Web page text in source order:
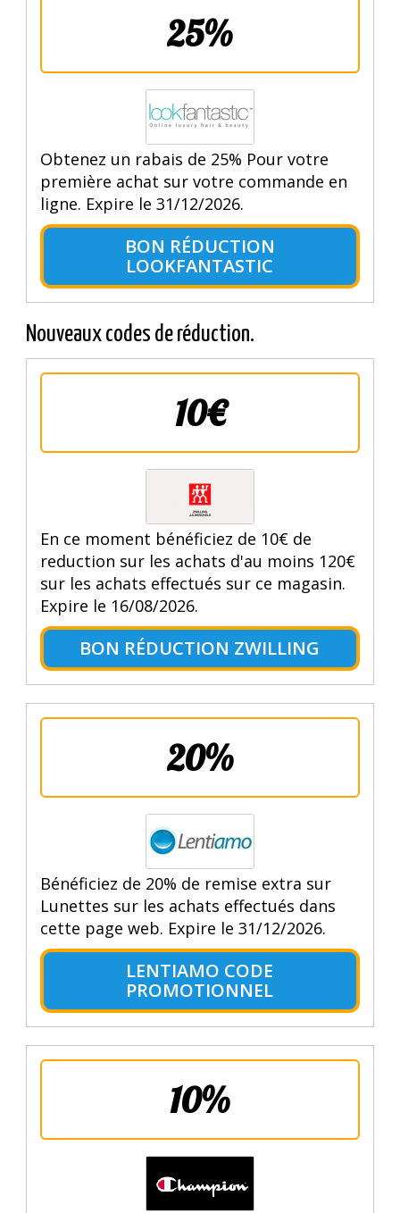
25%
Obtenez un rabais de 25% Pour votre
première achat sur votre commande en
ligne. Expire le 31/12/2026.
BON RÉDUCTION
LOOKFANTASTIC
Nouveaux codes de réduction.
10€
En ce moment bénéficiez de 10€ de
reduction sur les achats d'au moins 120€
sur les achats effectués sur ce magasin.
Expire le 16/08/2026.
BON RÉDUCTION ZWILLING
20%
Bénéficiez de 20% de remise extra sur
Lunettes sur les achats effectués dans
cette page web. Expire le 31/12/2026.
LENTIAMO CODE
PROMOTIONNEL
10%